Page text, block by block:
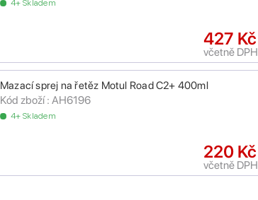
4+ Skladem
427 Kč
včetně DPH
Mazací sprej na řetěz Motul Road C2+ 400ml
Kód zboží : AH6196
4+ Skladem
220 Kč
včetně DPH